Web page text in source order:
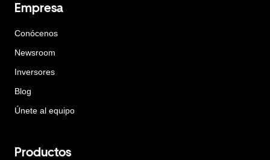
Empresa
Conócenos
Newsroom
Inversores
Blog
Únete al equipo
Productos